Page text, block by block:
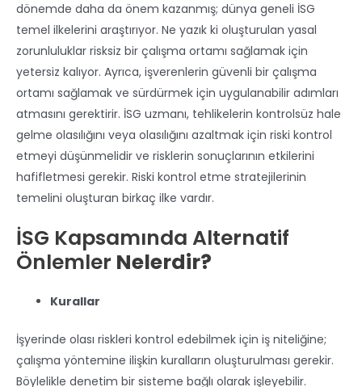
dönemde daha da önem kazanmış; dünya geneli İSG
temel ilkelerini araştırıyor. Ne yazık ki oluşturulan yasal
zorunluluklar risksiz bir çalışma ortamı sağlamak için
yetersiz kalıyor. Ayrıca, işverenlerin güvenli bir çalışma
ortamı sağlamak ve sürdürmek için uygulanabilir adımları
atmasını gerektirir. İSG uzmanı, tehlikelerin kontrolsüz hale
gelme olasılığını veya olasılığını azaltmak için riski kontrol
etmeyi düşünmelidir ve risklerin sonuçlarının etkilerini
hafifletmesi gerekir. Riski kontrol etme stratejilerinin
temelini oluşturan birkaç ilke vardır.
İSG Kapsamında Alternatif
Önlemler Nelerdir?
Kurallar
İşyerinde olası riskleri kontrol edebilmek için iş niteliğine;
çalışma yöntemine ilişkin kuralların oluşturulması gerekir.
Böylelikle denetim bir sisteme bağlı olarak işleyebilir.